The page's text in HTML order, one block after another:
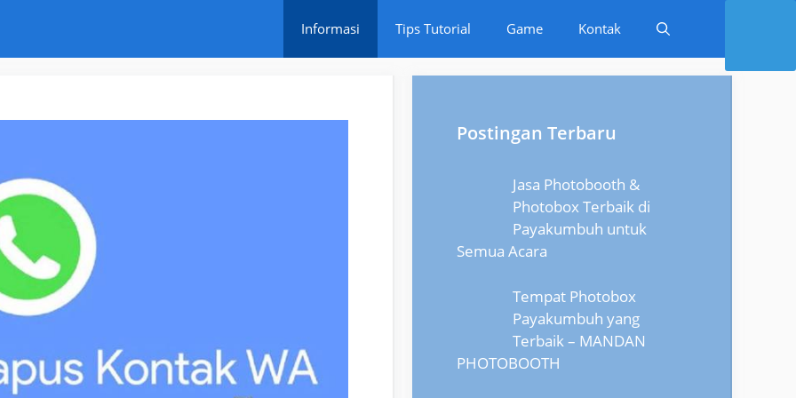
Informasi Tips Tutorial Game Kontak
Postingan Terbaru
Jasa Photobooth &
Photobox Terbaik di
Payakumbuh untuk
Semua Acara
Tempat Photobox
Payakumbuh yang
Terbaik – MANDAN
PHOTOBOOTH